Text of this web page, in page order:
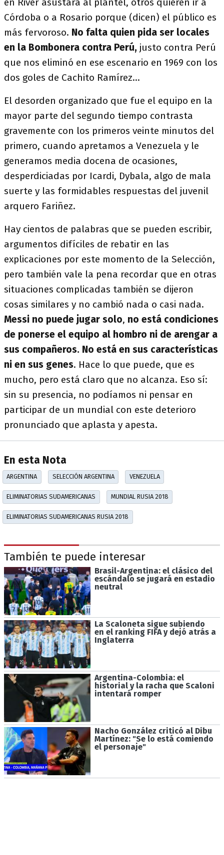
Córdoba o a Rosario porque (dicen) el público es
más fervoroso. No falta quien pida ser locales
en la Bombonera contra Perú, justo contra Perú
que nos eliminó en ese escenario en 1969 con los
dos goles de Cachito Ramírez…
El desorden organizado que fue el equipo en la
mayor parte del segundo tiempo contrasta
gravemente con los primeros veinte minutos del
primero, cuando apretamos a Venezuela y le
generamos media docena de ocasiones,
desperdiciadas por Icardi, Dybala, algo de mala
suerte y las formidables respuestas del juvenil
arquero Fariñez.
Hay cientos de palabras que se pueden escribir,
argumentos difíciles de rebatir en las
explicaciones por este momento de la Selección,
pero también vale la pena recordar que en otras
situaciones complicadas también se dijeron
cosas similares y no cambió nada o casi nada.
Messi no puede jugar solo, no está condiciones
de ponerse el equipo al hombro ni de arengar a
sus compañeros. No está en sus características
ni en sus genes. Hace lo que puede, que es
mucho, pero está claro que no alcanza. Eso sí:
sin su presencia, no podíamos ni pensar en
participar de un mundial con este deterioro
pronunciado que aplasta y apesta.
En esta Nota
ARGENTINA SELECCIÓN ARGENTINA VENEZUELA
ELIMINATORIAS SUDAMERICANAS MUNDIAL RUSIA 2018
ELIMINATORIAS SUDAMERICANAS RUSIA 2018
También te puede interesar
Brasil-Argentina: el clásico del
escándalo se jugará en estadio
neutral
La Scaloneta sigue subiendo
en el ranking FIFA y dejó atrás a
Inglaterra
Argentina-Colombia: el
historial y la racha que Scaloni
intentará romper
Nacho González criticó al Dibu
Martínez: "Se lo está comiendo
el personaje"